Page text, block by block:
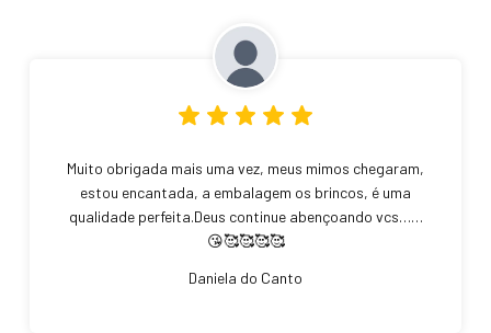
Muito obrigada mais uma vez, meus mimos chegaram,
estou encantada, a embalagem os brincos, é uma
qualidade perfeita.Deus continue abençoando vcs……
😘🥰🥰🥰🥰
Daniela do Canto